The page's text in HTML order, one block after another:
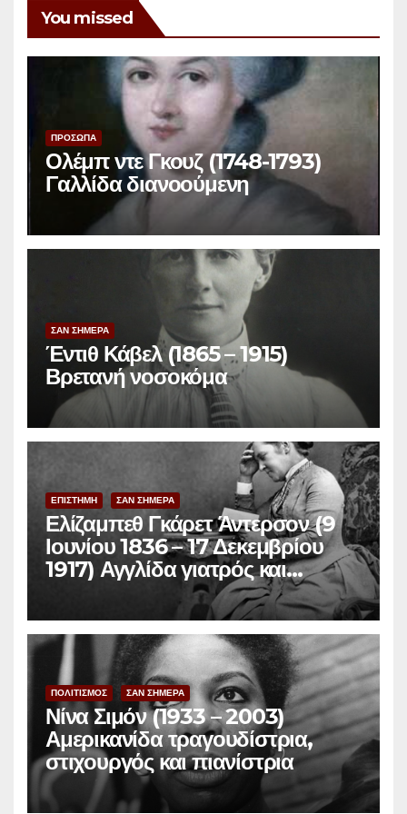
You missed
ΠΡΟΣΩΠΑ
Ολέμπ ντε Γκουζ (1748-1793)
Γαλλίδα διανοούμενη
ΣΑΝ ΣΗΜΕΡΑ
Έντιθ Κάβελ (1865 – 1915)
Βρετανή νοσοκόμα
ΕΠΙΣΤΗΜΗ ΣΑΝ ΣΗΜΕΡΑ
Ελίζαμπεθ Γκάρετ Άντερσον (9
Ιουνίου 1836 – 17 Δεκεμβρίου
1917) Αγγλίδα γιατρός και
ΠΟΛΙΤΙΣΜΟΣ ΣΑΝ ΣΗΜΕΡΑ
Νίνα Σιμόν (1933 – 2003)
Αμερικανίδα τραγουδίστρια,
στιχουργός και πιανίστρια